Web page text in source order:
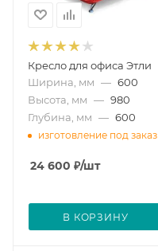
Кресло для офиса Этли
Ширина, мм — 600
Высота, мм — 980
Глубина, мм — 600
изготовление под заказ
24 600 ₽/шт
В КОРЗИНУ